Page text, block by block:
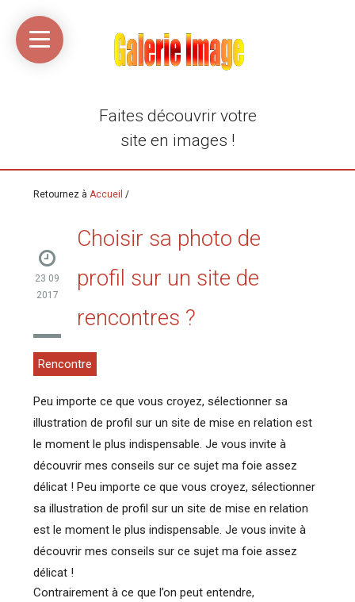
Accueil
Média
libre
Linkinaz
Katomi
compte
Twitter
@Ortegeek
compte
Flickr
Faites découvrir votre
site en images !
Retournez àAccueil /
23 09
2017
Choisir sa photo de
profil sur un site de
rencontres ?
Rencontre
Peu importe ce que vous croyez, sélectionner sa
illustration de profil sur un site de mise en relation est
le moment le plus indispensable. Je vous invite à
découvrir mes conseils sur ce sujet ma foie assez
délicat ! Peu importe ce que vous croyez, sélectionner
sa illustration de profil sur un site de mise en relation
est le moment le plus indispensable. Je vous invite à
découvrir mes conseils sur ce sujet ma foie assez
délicat !
Contrairement à ce que l’on peut entendre,